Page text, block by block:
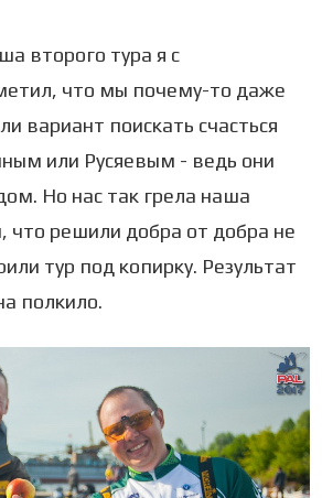
второго тура я с
что мы почему-то даже
вариант поискать счасться
или Русяевым - ведь они
Но нас так грела наша
что решили добра от добра не
тур под копирку. Результат
полкило.